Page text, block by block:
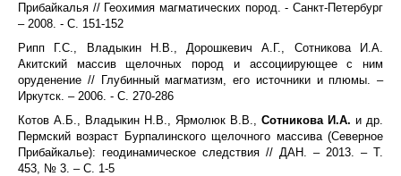
Прибайкалья // Геохимия магматических пород. - Санкт-Петербург
– 2008. - С. 151-152
Рипп Г.С., Владыкин Н.В., Дорошкевич А.Г., Сотникова И.А.
Акитский массив щелочных пород и ассоциирующее с ним
оруденение // Глубинный магматизм, его источники и плюмы. –
Иркутск. – 2006. - С. 270-286
Котов А.Б., Владыкин Н.В., Ярмолюк В.В., Сотникова И.А. и др.
Пермский возраст Бурпалинского щелочного массива (Северное
Прибайкалье): геодинамическое следствия // ДАН. – 2013. – Т.
453, № 3. – С. 1-5